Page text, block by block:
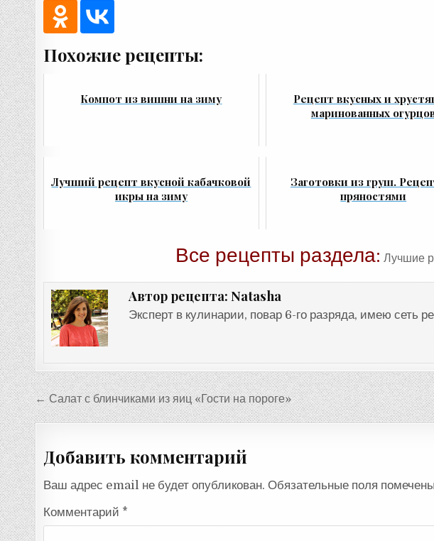
Похожие рецепты:
Компот из вишни на зиму
Рецепт вкусных и
маринованных
Лучший рецепт вкусной кабачковой
икры на зиму
Заготовки из груш.
пряностями
Все рецепты раздела: Лучшие
Автор рецепта: Natasha
Эксперт в кулинарии, повар 6-го разряда, имею сеть
Навигация
по
записям
← Салат с блинчиками из яиц «Гости на пороге»
Добавить комментарий
Ваш адрес email не будет опубликован. Обязательные поля помечены
Комментарий *